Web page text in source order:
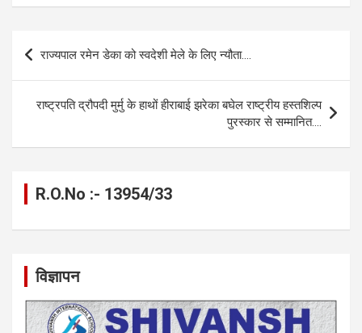
ce
o
o
k
se
n
g
er
at
A
p
p
e
gr
a
m
ail py
n
k
ar
Post
navigation
राज्यपाल रमेन डेका को स्वदेशी मेले के लिए न्यौता….
राष्ट्रपति द्रौपदी मुर्मु के हाथों हीराबाई झरेका बघेल राष्ट्रीय हस्तशिल्प
पुरस्कार से सम्मानित….
R.O.No :- 13954/33
विज्ञापन